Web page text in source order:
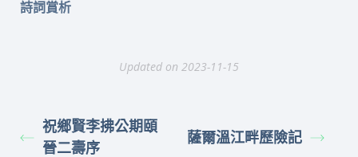
詩詞賞析
Updated on 2023-11-15
祝鄉賢李拂公期頤
晉二壽序
薩爾溫江畔歷險記